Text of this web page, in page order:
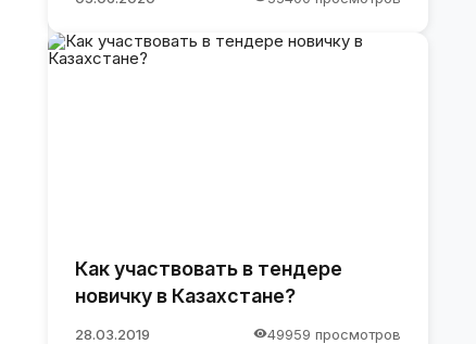
Как участвовать в тендере
новичку в Казахстане?
28.03.2019 49959 просмотров